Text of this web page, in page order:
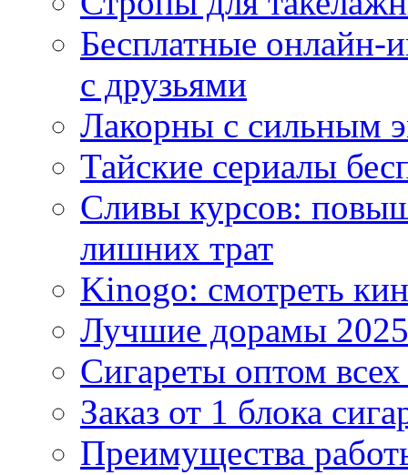
Бесплатные
с друзьями
Лакорны с сильным
Тайские сериалы
Сливы курсов:
лишних трат
Kinogo: смотреть
Лучшие дорамы
Сигареты оптом
Заказ от 1 блока
Преимущества